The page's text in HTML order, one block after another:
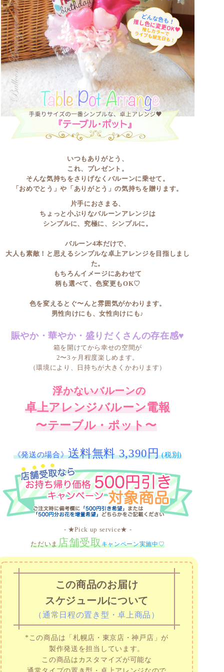
いつもありがとう、
これ、プレゼント。
そんな気持ちをさりげなくバルーンに乗せて。
「おめでとう」や「ありがとう」の気持ちを贈ります。
片手におさまる、
ちょっと小ぶりなバルーンアレンジは
シンプルに、究極に、シンプルに。
バルーン4本だけで、
大人も素敵！と思えるシンプルな卓上アレンジを目指しまし
た。
もちろんイメージにあわせて
柄も選べて、色変更もOK♡
色を変えるとぐ〜んと雰囲気がかわります。
男性向けにも、女性向けにも♪
賑やか・華やか・盛りだくさんの存在感♥
箱を開けてから幸せの空間が
2〜3ヶ月程度楽しめます。
（環境により、日持ちが大きくかわります）
浮かないバルーンの
卓上アレンジバルーン電報
〜テーブル・ポット〜
《発送の場合》送料無料 3,390円(税別)
- ★Pick up service★ -
ただいま店舗受取キャンペーン実施中♡
この商品のお届け
スケジュールについて
（通常日程の置き型・卓上商品）
*この商品は「札幌店・東京店・神戸店」が
製作発送を担当しています。
この商品はカスタマイズが可能な